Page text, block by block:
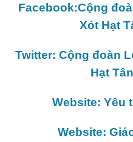
Facebook:Cộng
Xót Hạt
Twitter: Cộng đoàn
Hạt
Website: Yêu
Website: